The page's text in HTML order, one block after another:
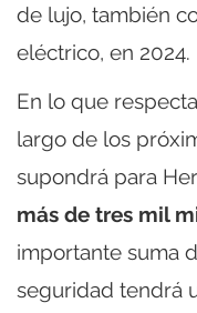
de lujo, también
eléctrico, en 2024.
En lo que
largo de los
supondrá para
más de tres mil
importante suma
seguridad tendrá